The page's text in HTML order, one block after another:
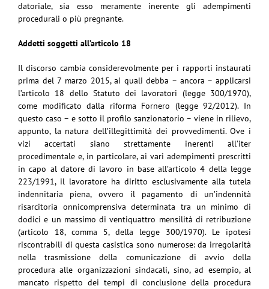
datoriale, sia esso meramente inerente gli adempimenti
procedurali o più pregnante.
Addetti soggetti all’articolo 18
Il discorso cambia considerevolmente per i rapporti instaurati
prima del 7 marzo 2015, ai quali debba – ancora – applicarsi
l’articolo 18 dello Statuto dei lavoratori (legge 300/1970),
come modificato dalla riforma Fornero (legge 92/2012). In
questo caso – e sotto il profilo sanzionatorio – viene in rilievo,
appunto, la natura dell’illegittimità dei provvedimenti. Ove i
vizi accertati siano strettamente inerenti all’iter
procedimentale e, in particolare, ai vari adempimenti prescritti
in capo al datore di lavoro in base all’articolo 4 della legge
223/1991, il lavoratore ha diritto esclusivamente alla tutela
indennitaria piena, ovvero il pagamento di un’indennità
risarcitoria onnicomprensiva determinata tra un minimo di
dodici e un massimo di ventiquattro mensilità di retribuzione
(articolo 18, comma 5, della legge 300/1970). Le ipotesi
riscontrabili di questa casistica sono numerose: da irregolarità
nella trasmissione della comunicazione di avvio della
procedura alle organizzazioni sindacali, sino, ad esempio, al
mancato rispetto dei tempi di conclusione della procedura